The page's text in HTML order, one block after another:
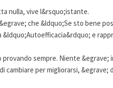
nulla, vive l&rsquo;istante.
che &ldquo;Se sto bene
e
sempre. Niente &egrave;
cambiare per migliorarsi,